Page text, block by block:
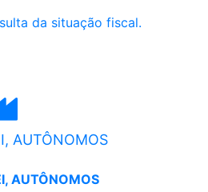
da situação fiscal.
AUTÔNOMOS
AUTÔNOMOS